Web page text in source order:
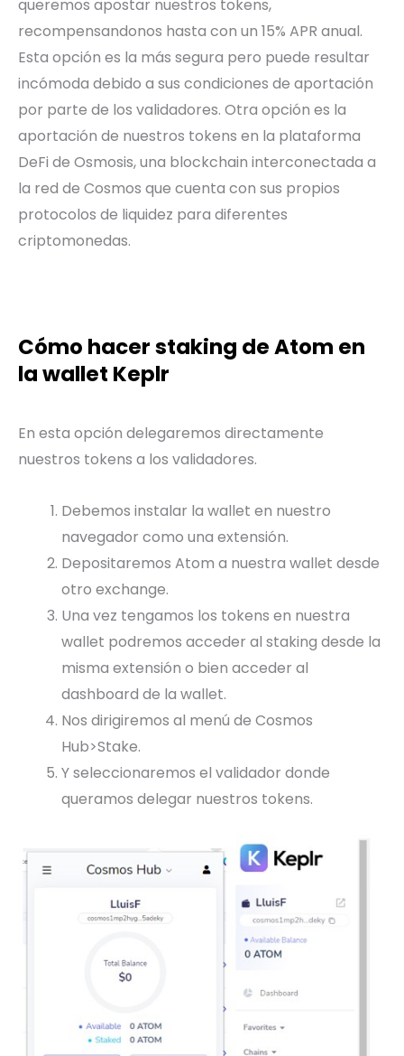
queremos apostar nuestros tokens,
recompensandonos hasta con un 15% APR anual.
Esta opción es la más segura pero puede resultar
incómoda debido a sus condiciones de aportación
por parte de los validadores. Otra opción es la
aportación de nuestros tokens en la plataforma
DeFi de Osmosis, una blockchain interconectada a
la red de Cosmos que cuenta con sus propios
protocolos de liquidez para diferentes
criptomonedas.
Cómo hacer staking de Atom en
la wallet Keplr
En esta opción delegaremos directamente
nuestros tokens a los validadores.
Debemos instalar la wallet en nuestro
navegador como una extensión.
Depositaremos Atom a nuestra wallet desde
otro exchange.
Una vez tengamos los tokens en nuestra
wallet podremos acceder al staking desde la
misma extensión o bien acceder al
dashboard de la wallet.
Nos dirigiremos al menú de Cosmos
Hub>Stake.
Y seleccionaremos el validador donde
queramos delegar nuestros tokens.